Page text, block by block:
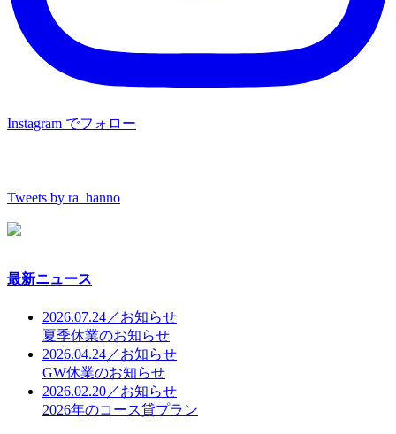
Instagram でフォロー
Tweets by ra_hanno
最新ニュース
2026.07.24／お知らせ
夏季休業のお知らせ
2026.04.24／お知らせ
GW休業のお知らせ
2026.02.20／お知らせ
2026年のコース貸プラン